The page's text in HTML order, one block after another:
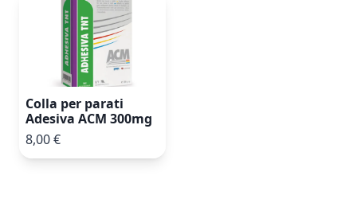
Colla per parati
Adesiva ACM 300mg
8,00 €